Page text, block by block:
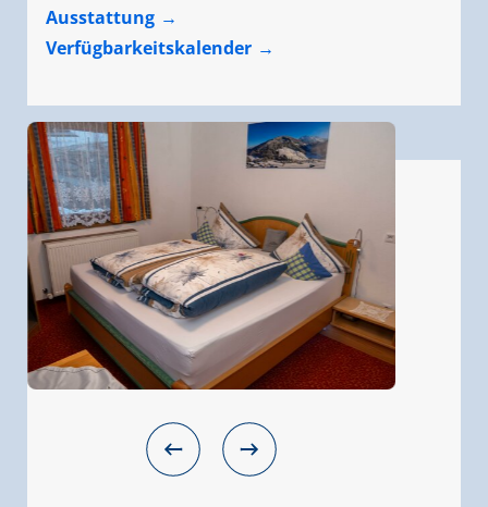
Ausstattung
Verfügbarkeitskalender